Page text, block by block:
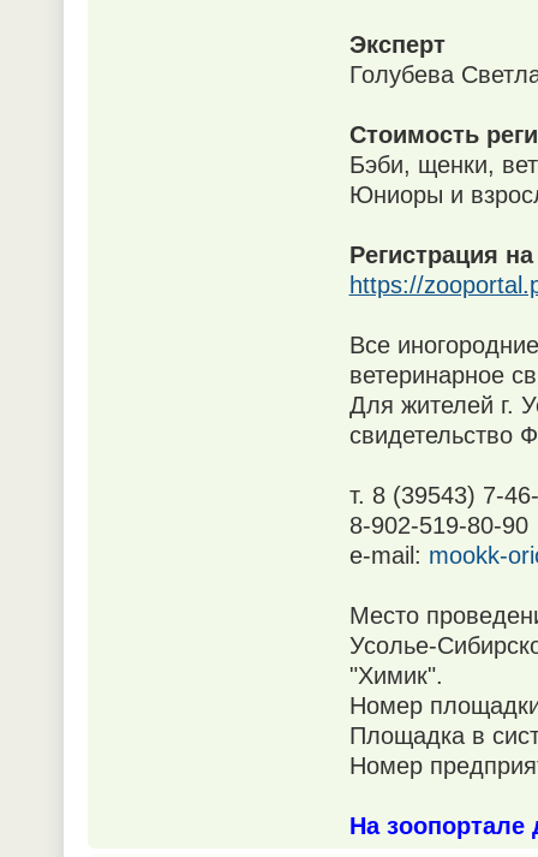
Эксперт
Голубева
Стоимость
Бэби, щенки,
Юниоры и
Регистрация
https://
Все
ветеринарное
Для жителей г.
свидетельство
т. 8 (39543) 7-
8-902-519-80-90
e-mail: mookk-
Место
Усолье-
"Химик".
Номер
Площадка в
Номер
На зоопортале